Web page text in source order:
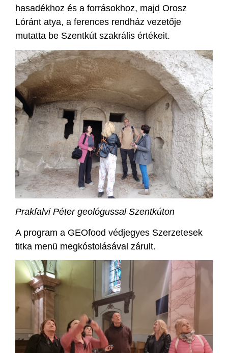
hasadékhoz és a forrásokhoz, majd Orosz
Lóránt atya, a ferences rendház vezetője
mutatta be Szentkút szakrális értékeit.
Prakfalvi Péter geológussal Szentkúton
A program a GEOfood védjegyes Szerzetesek
titka menü megkóstolásával zárult.